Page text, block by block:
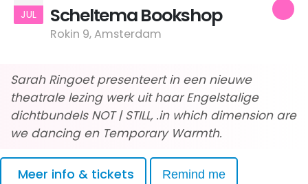
JUL Scheltema Bookshop
Rokin 9, Amsterdam
Sarah Ringoet presenteert in een nieuwe
theatrale lezing werk uit haar Engelstalige
dichtbundels NOT | STILL, .in which dimension are
we dancing en Temporary Warmth.
Meer info & tickets Remind me